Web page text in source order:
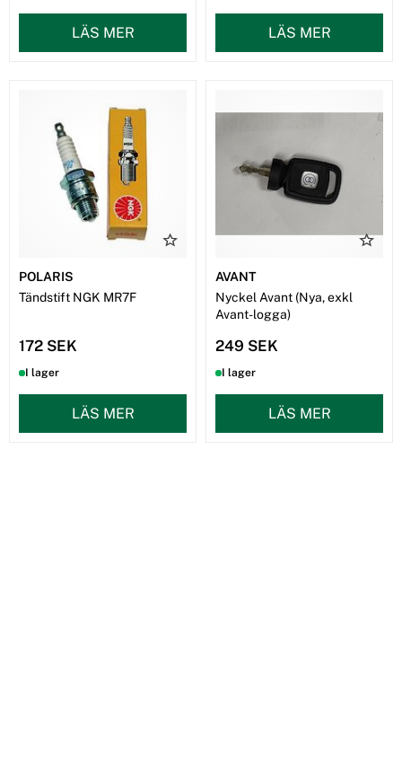
LÄS MER LÄS MER
POLARIS
Tändstift NGK MR7F
172 SEK
I lager
LÄS MER
AVANT
Nyckel Avant (Nya, exkl
Avant-logga)
249 SEK
I lager
LÄS MER